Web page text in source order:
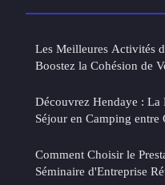
Les Meilleures Activités
Boostez la Cohésion de
Découvrez Hendaye : La
Séjour en Camping entre
Comment Choisir le
Séminaire d'Entreprise